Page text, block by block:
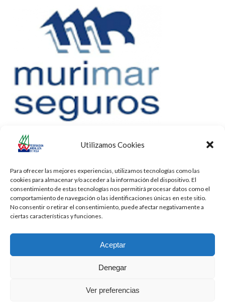
Utilizamos Cookies
Para ofrecer las mejores experiencias, utilizamos tecnologías como las
cookies para almacenar y/o acceder a la información del dispositivo. El
consentimiento de estas tecnologías nos permitirá procesar datos como el
comportamiento de navegación o las identificaciones únicas en este sitio.
No consentir o retirar el consentimiento, puede afectar negativamente a
ciertas características y funciones.
Aceptar
Denegar
Ver preferencias
Todos los derechos reservados -Privacidad